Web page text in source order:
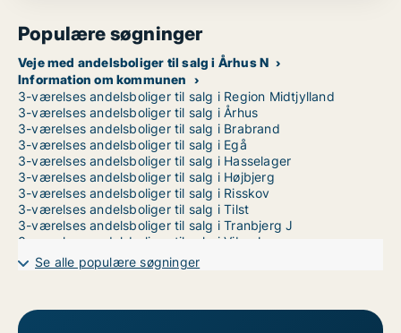
Populære søgninger
Veje med andelsboliger til salg i Århus N
Information om kommunen
3-værelses andelsboliger til salg i Region Midtjylland
3-værelses andelsboliger til salg i Århus
3-værelses andelsboliger til salg i Brabrand
3-værelses andelsboliger til salg i Egå
3-værelses andelsboliger til salg i Hasselager
3-værelses andelsboliger til salg i Højbjerg
3-værelses andelsboliger til salg i Risskov
3-værelses andelsboliger til salg i Tilst
3-værelses andelsboliger til salg i Tranbjerg J
3-værelses andelsboliger til salg i Viby J
3-værelses andelsboliger til salg i Åbyhøj
3-værelses andelsboliger til salg i Århus C
Se alle populære søgninger